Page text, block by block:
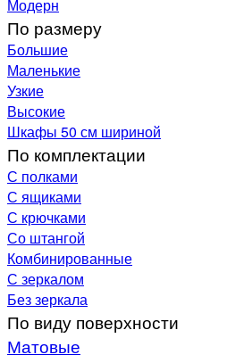
Модерн
По размеру
Большие
Маленькие
Узкие
Высокие
Шкафы 50 см шириной
По комплектации
С полками
С ящиками
С крючками
Со штангой
Комбинированные
С зеркалом
Без зеркала
По виду поверхности
Матовые